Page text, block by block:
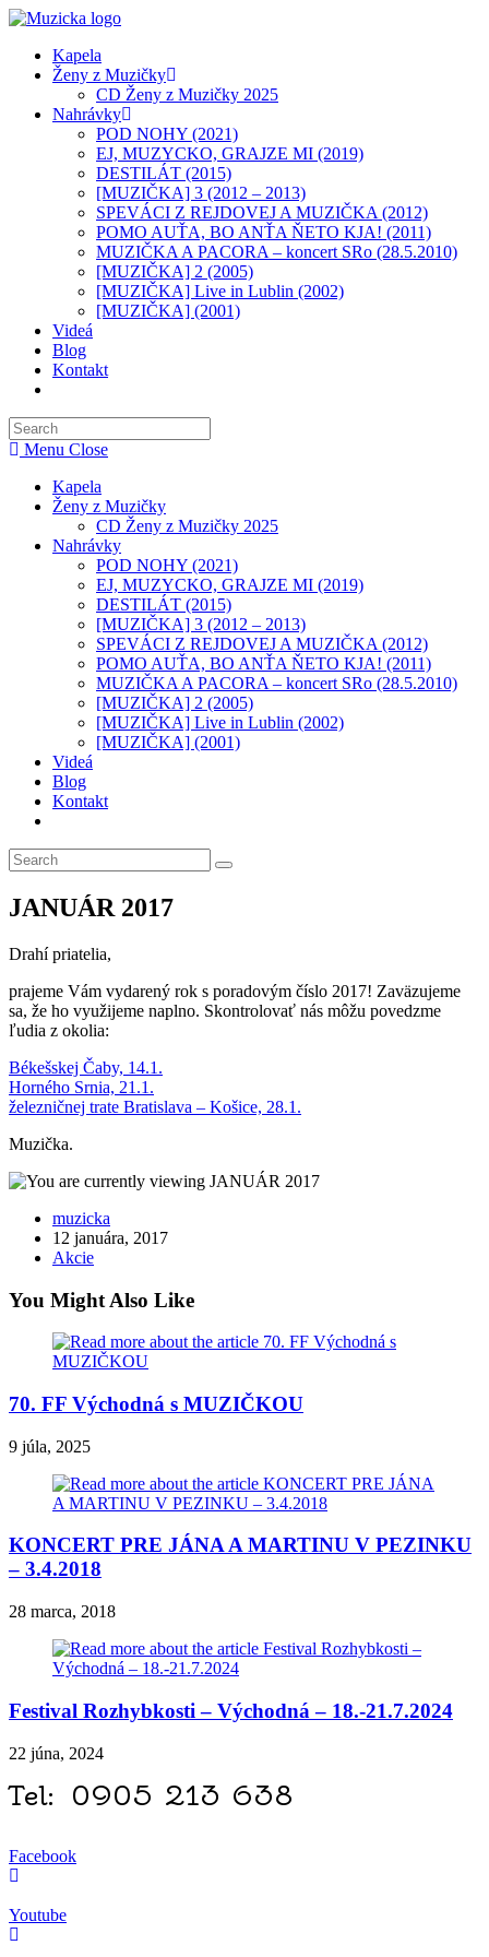
Skip
contentKapela
Ženy z Muzičky
CD Ženy z Muzičky 2025
Nahrávky
POD NOHY (2021)
EJ, MUZYCKO, GRAJZE MI (2019)
DESTILÁT (2015)
[MUZIČKA] 3 (2012 – 2013)
SPEVÁCI Z REJDOVEJ A MUZIČKA (2012)
POMO AUŤA, BO ANŤA ŇETO KJA! (2011)
MUZIČKA A PACORA – koncert SRo (28.5.2010)
[MUZIČKA] 2 (2005)
[MUZIČKA] Live in Lublin (2002)
[MUZIČKA] (2001)​
Videá
Blog
Kontakt
search
Menu Close
Kapela
Ženy z Muzičky
CD Ženy z Muzičky 2025
Nahrávky
POD NOHY (2021)
EJ, MUZYCKO, GRAJZE MI (2019)
DESTILÁT (2015)
[MUZIČKA] 3 (2012 – 2013)
SPEVÁCI Z REJDOVEJ A MUZIČKA (2012)
POMO AUŤA, BO ANŤA ŇETO KJA! (2011)
MUZIČKA A PACORA – koncert SRo (28.5.2010)
[MUZIČKA] 2 (2005)
[MUZIČKA] Live in Lublin (2002)
[MUZIČKA] (2001)​
Videá
Blog
Kontakt
search
JANUÁR 2017
Drahí priatelia,
prajeme Vám vydarený rok s poradovým číslo 2017! Zaväzujeme
sa, že ho využijeme naplno. Skontrolovať nás môžu povedzme
ľudia z okolia:
Békešskej Čaby, 14.1.
Horného Srnia, 21.1.
železničnej trate Bratislava – Košice, 28.1.
Muzička.
Post
author:
muzicka
Post
published:
12 januára, 2017
Post
Akcie
You Might Also Like
70. FF Východná s MUZIČKOU
9 júla, 2025
KONCERT PRE JÁNA A MARTINU V PEZINKU
– 3.4.2018
28 marca, 2018
Festival Rozhybkosti – Východná – 18.-21.7.2024
22 júna, 2024
Tel: 0905 213 638
Facebook
Youtube